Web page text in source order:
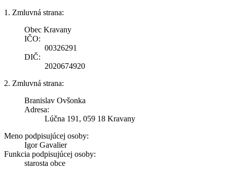
1. Zmluvná strana:
Obec Kravany
IČO:
00326291
DIČ:
2020674920
2. Zmluvná strana:
Branislav Ovšonka
Adresa:
Lúčna 191, 059 18 Kravany
Meno podpisujúcej osoby:
Igor Gavalier
Funkcia podpisujúcej osoby:
starosta obce